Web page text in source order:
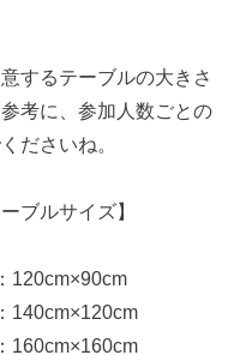
するテーブルの大きさ
考に、参加人数ごとの
ださいね。
ブルサイズ】
120cm×90cm
140cm×120cm
160cm×160cm